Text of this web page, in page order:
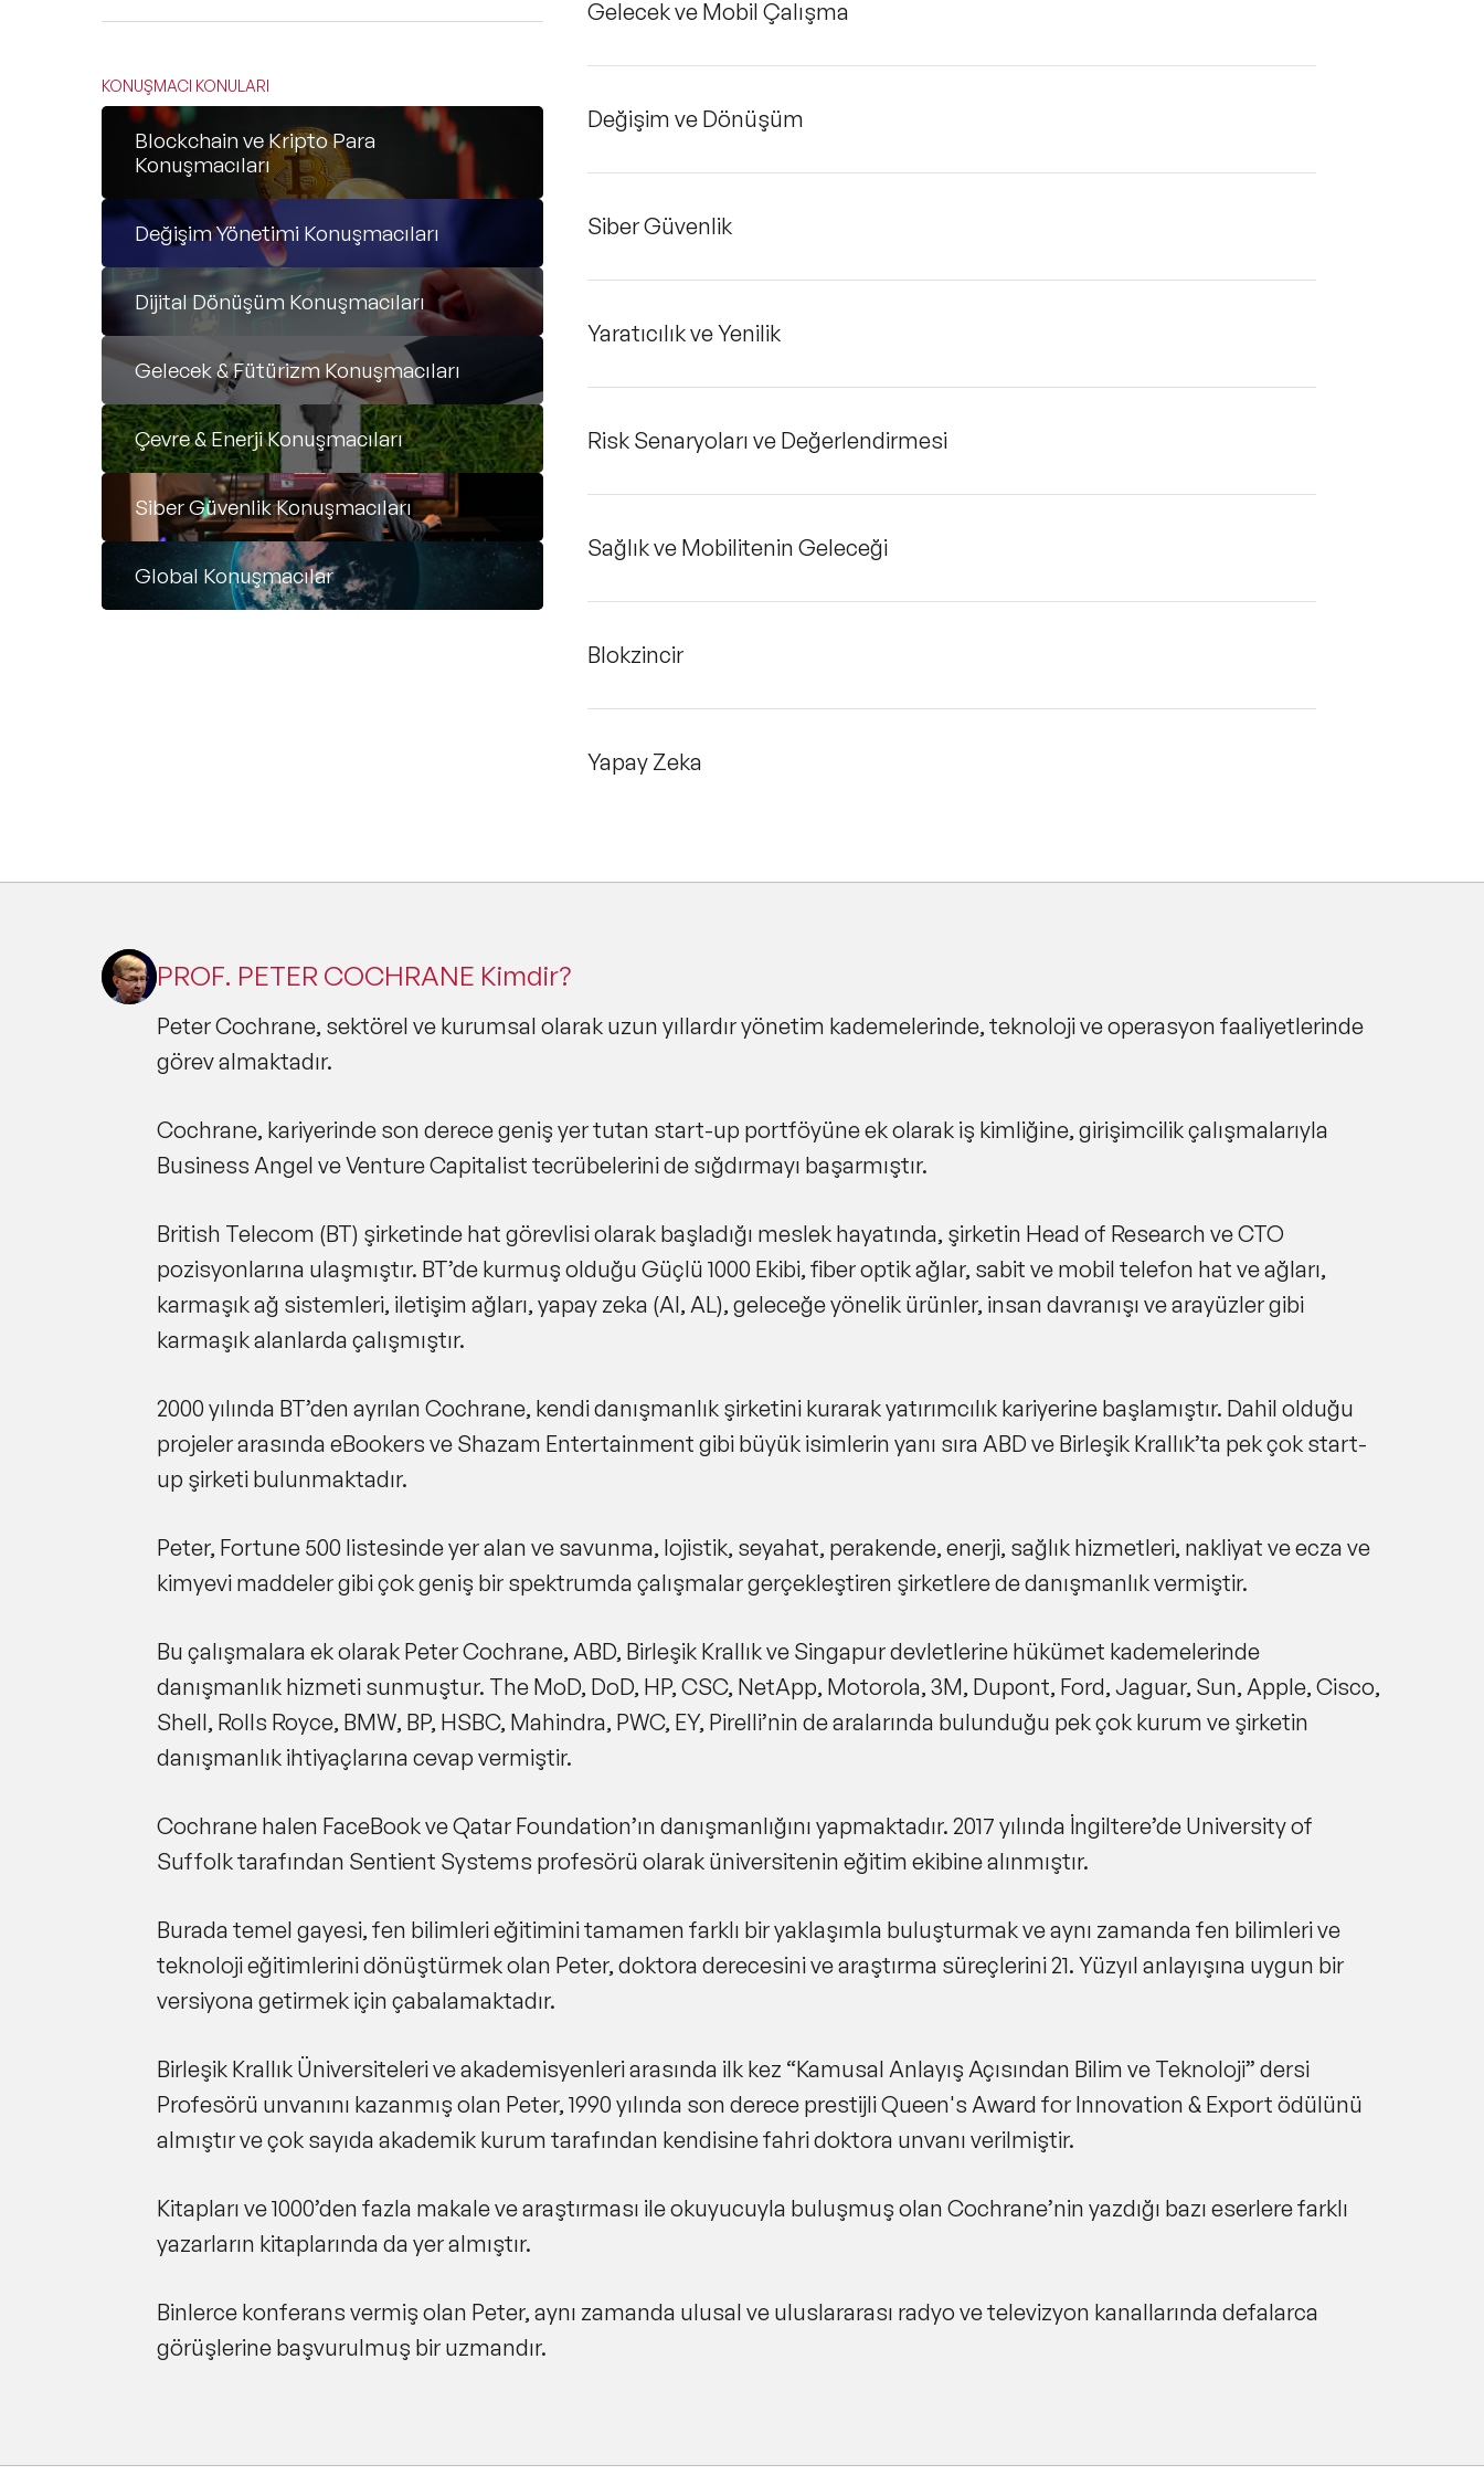
KONUŞMACI KONULARI
Blockchain ve Kripto Para
Konuşmacıları
Değişim Yönetimi Konuşmacıları
Dijital Dönüşüm Konuşmacıları
Gelecek & Fütürizm Konuşmacıları
Çevre & Enerji Konuşmacıları
Siber Güvenlik Konuşmacıları
Global Konuşmacılar
Gelecek ve Mobil Çalışma
Değişim ve Dönüşüm
Siber Güvenlik
Yaratıcılık ve Yenilik
Risk Senaryoları ve Değerlendirmesi
Sağlık ve Mobilitenin Geleceği
Blokzincir
Yapay Zeka
PROF. PETER COCHRANE Kimdir?
Peter Cochrane, sektörel ve kurumsal olarak uzun yıllardır yönetim kademelerinde, teknoloji ve operasyon faaliyetlerinde
görev almaktadır.
Cochrane, kariyerinde son derece geniş yer tutan start-up portföyüne ek olarak iş kimliğine, girişimcilik çalışmalarıyla
Business Angel ve Venture Capitalist tecrübelerini de sığdırmayı başarmıştır.
British Telecom (BT) şirketinde hat görevlisi olarak başladığı meslek hayatında, şirketin Head of Research ve CTO
pozisyonlarına ulaşmıştır. BT’de kurmuş olduğu Güçlü 1000 Ekibi, fiber optik ağlar, sabit ve mobil telefon hat ve ağları,
karmaşık ağ sistemleri, iletişim ağları, yapay zeka (AI, AL), geleceğe yönelik ürünler, insan davranışı ve arayüzler gibi
karmaşık alanlarda çalışmıştır.
2000 yılında BT’den ayrılan Cochrane, kendi danışmanlık şirketini kurarak yatırımcılık kariyerine başlamıştır. Dahil olduğu
projeler arasında eBookers ve Shazam Entertainment gibi büyük isimlerin yanı sıra ABD ve Birleşik Krallık’ta pek çok start-
up şirketi bulunmaktadır.
Peter, Fortune 500 listesinde yer alan ve savunma, lojistik, seyahat, perakende, enerji, sağlık hizmetleri, nakliyat ve ecza ve
kimyevi maddeler gibi çok geniş bir spektrumda çalışmalar gerçekleştiren şirketlere de danışmanlık vermiştir.
Bu çalışmalara ek olarak Peter Cochrane, ABD, Birleşik Krallık ve Singapur devletlerine hükümet kademelerinde
danışmanlık hizmeti sunmuştur. The MoD, DoD, HP, CSC, NetApp, Motorola, 3M, Dupont, Ford, Jaguar, Sun, Apple, Cisco,
Shell, Rolls Royce, BMW, BP, HSBC, Mahindra, PWC, EY, Pirelli’nin de aralarında bulunduğu pek çok kurum ve şirketin
danışmanlık ihtiyaçlarına cevap vermiştir.
Cochrane halen FaceBook ve Qatar Foundation’ın danışmanlığını yapmaktadır. 2017 yılında İngiltere’de University of
Suffolk tarafından Sentient Systems profesörü olarak üniversitenin eğitim ekibine alınmıştır.
Burada temel gayesi, fen bilimleri eğitimini tamamen farklı bir yaklaşımla buluşturmak ve aynı zamanda fen bilimleri ve
teknoloji eğitimlerini dönüştürmek olan Peter, doktora derecesini ve araştırma süreçlerini 21. Yüzyıl anlayışına uygun bir
versiyona getirmek için çabalamaktadır.
Birleşik Krallık Üniversiteleri ve akademisyenleri arasında ilk kez “Kamusal Anlayış Açısından Bilim ve Teknoloji” dersi
Profesörü unvanını kazanmış olan Peter, 1990 yılında son derece prestijli Queen's Award for Innovation & Export ödülünü
almıştır ve çok sayıda akademik kurum tarafından kendisine fahri doktora unvanı verilmiştir.
Kitapları ve 1000’den fazla makale ve araştırması ile okuyucuyla buluşmuş olan Cochrane’nin yazdığı bazı eserlere farklı
yazarların kitaplarında da yer almıştır.
Binlerce konferans vermiş olan Peter, aynı zamanda ulusal ve uluslararası radyo ve televizyon kanallarında defalarca
görüşlerine başvurulmuş bir uzmandır.